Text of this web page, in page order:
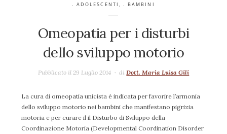
. ADOLESCENTI,. BAMBINI
Omeopatia per i disturbi
dello sviluppo motorio
Pubblicato il 29 Luglio 2014 diDott. Maria Luisa Gili
La cura di omeopatia unicista è indicata per favorire l’armonia
dello sviluppo motorio nei bambini che manifestano pigrizia
motoria e per curare il il Disturbo di Sviluppo della
Coordinazione Motoria (Developmental Coordination Disorder